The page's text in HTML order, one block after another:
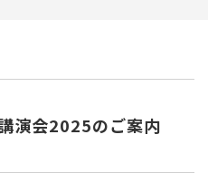
演会2025のご案内